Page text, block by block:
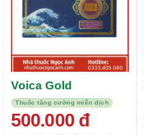
Thuốc tăng cường miễn dịch
Voica Gold
500.000đ